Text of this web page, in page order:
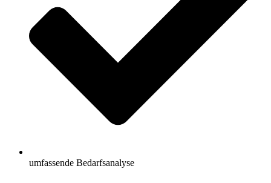
umfassende Bedarfsanalyse